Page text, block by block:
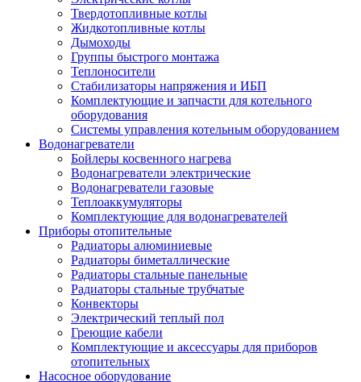
Твердотопливные котлы
Жидкотопливные котлы
Дымоходы
Группы быстрого монтажа
Теплоносители
Стабилизаторы напряжения и ИБП
Комплектующие и запчасти для котельного
оборудования
Системы управления котельным оборудованием
Водонагреватели
Бойлеры косвенного нагрева
Водонагреватели электрические
Водонагреватели газовые
Теплоаккумуляторы
Комплектующие для водонагревателей
Приборы отопительные
Радиаторы алюминиевые
Радиаторы биметаллические
Радиаторы стальные панельные
Радиаторы стальные трубчатые
Конвекторы
Электрический теплый пол
Греющие кабели
Комплектующие и аксессуары для приборов
отопительных
Насосное оборудование